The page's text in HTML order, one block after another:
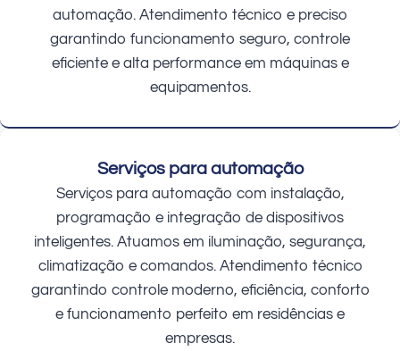
automação. Atendimento técnico e preciso
garantindo funcionamento seguro, controle
eficiente e alta performance em máquinas e
equipamentos.
Serviços para automação
Serviços para automação com instalação,
programação e integração de dispositivos
inteligentes. Atuamos em iluminação, segurança,
climatização e comandos. Atendimento técnico
garantindo controle moderno, eficiência, conforto
e funcionamento perfeito em residências e
empresas.